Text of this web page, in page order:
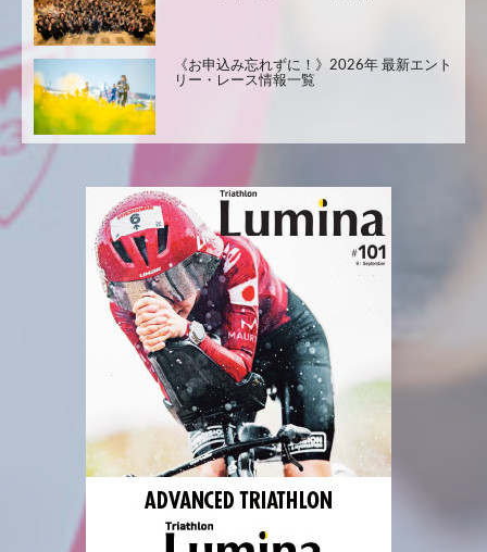
《お申込み忘れずに！》2026年 最新エント
リー・レース情報一覧